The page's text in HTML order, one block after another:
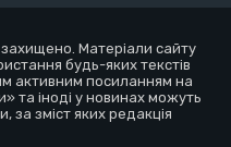
Матеріали сайту
будь-яких текстів
активним посиланням на
та іноді у новинах можуть
за зміст яких редакція